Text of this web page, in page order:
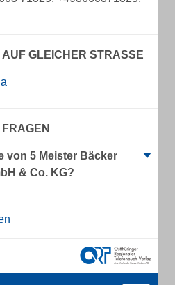
GLEICHER STRASSE
von 5 Meister Bäcker
& Co. KG?